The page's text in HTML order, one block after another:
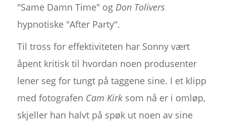
"Same Damn Time" og Don Tolivers
hypnotiske "After Party".
Til tross for effektiviteten har Sonny vært
åpent kritisk til hvordan noen produsenter
lener seg for tungt på taggene sine. I et klipp
med fotografen Cam Kirksom nå er i omløp,
skjeller han halvt på spøk ut noen av sine